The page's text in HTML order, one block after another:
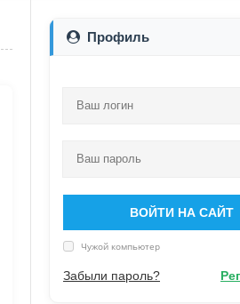
Профиль
ВОЙТИ НА САЙТ
Чужой компьютер
Забыли пароль?